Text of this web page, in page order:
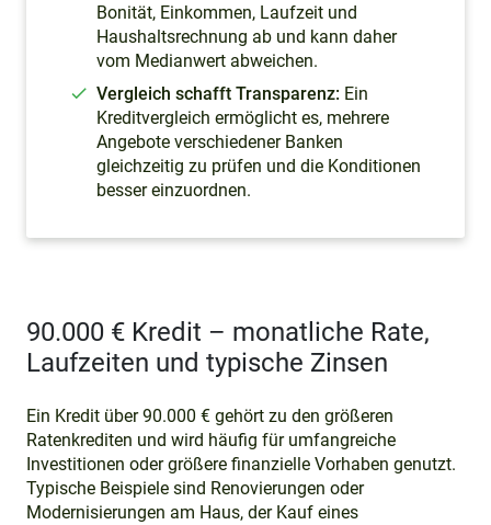
Bonität, Einkommen, Laufzeit und
Haushaltsrechnung ab und kann daher
vom Medianwert abweichen.
Vergleich schafft Transparenz: Ein
Kreditvergleich ermöglicht es, mehrere
Angebote verschiedener Banken
gleichzeitig zu prüfen und die Konditionen
besser einzuordnen.
90.000 € Kredit – monatliche Rate,
Laufzeiten und typische Zinsen
Ein Kredit über 90.000 € gehört zu den größeren
Ratenkrediten und wird häufig für umfangreiche
Investitionen oder größere finanzielle Vorhaben genutzt.
Typische Beispiele sind Renovierungen oder
Modernisierungen am Haus, der Kauf eines